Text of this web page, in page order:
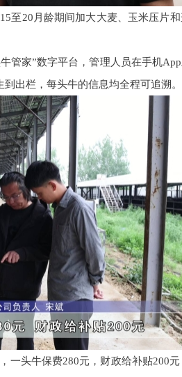
至20月龄期间加大大麦、玉米压片
管家”数字平台，管理人员在手机
出栏，每头牛的信息均全程可追溯。
头牛保费280元，财政给补贴200